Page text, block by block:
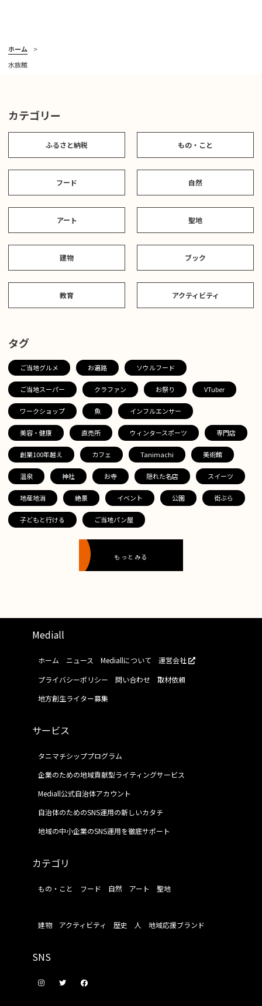
ホーム
水族館
カテゴリー
ふるさと納税 もの・こと
フード 自然
アート 聖地
建物 ブック
教育 アクティビティ
タグ
ご当地グルメ お遍路 ソウルフード
ご当地スーパー クラファン お祭り VTuber
ワークショップ 魚 インフルエンサー
美容・健康 直売所 ウィンタースポーツ 専門店
創業100年越え カフェ Tanimachi 美術館
温泉 神社 お寺 隠れた名店 スイーツ
地産地消 絶景 イベント 公園 街ぶら
子どもと行ける ご当地パン屋
もっとみる
Mediall
ホーム ニュース Mediallについて
運営会社
プライバシーポリシー
問い合わせ
取材依頼
地方創生ライター募集
サービス
タニマチシッププログラム
企業のための地域貢献型ライティングサービス
Mediall公式自治体アカウント
自治体のためのSNS運用の新しいカタチ
地域の中小企業のSNS運用を徹底サポート
カテゴリ
もの・こと フード 自然 アート 聖地
建物 アクティビティ 歴史 人 地域応援ブランド
SNS